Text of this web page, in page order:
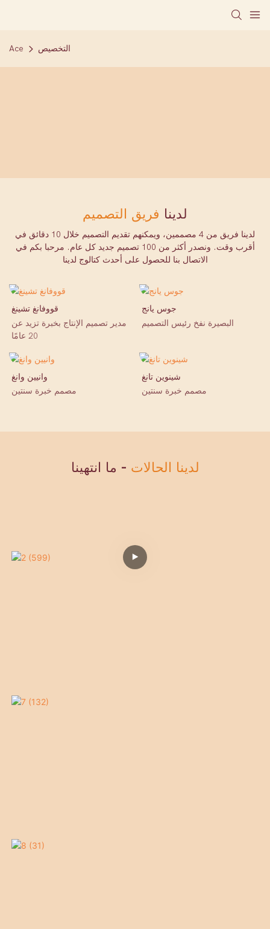
Ace التخصيص
لدينا فريق التصميم
لدينا فريق من 4 مصممين، ويمكنهم تقديم التصميم خلال 10 دقائق في
أقرب وقت. ونصدر أكثر من 100 تصميم جديد كل عام. مرحبا بكم في
الاتصال بنا للحصول على أحدث كتالوج لدينا
قووفانغ تشينغ
مدير تصميم الإنتاج بخبرة تزيد عن
20 عامًا
جوس يانج
البصيرة نفخ رئيس التصميم
وانيين وانغ
مصمم خبرة سنتين
شينوين تانغ
مصمم خبرة سنتين
لدينا الحالات - ما انتهينا